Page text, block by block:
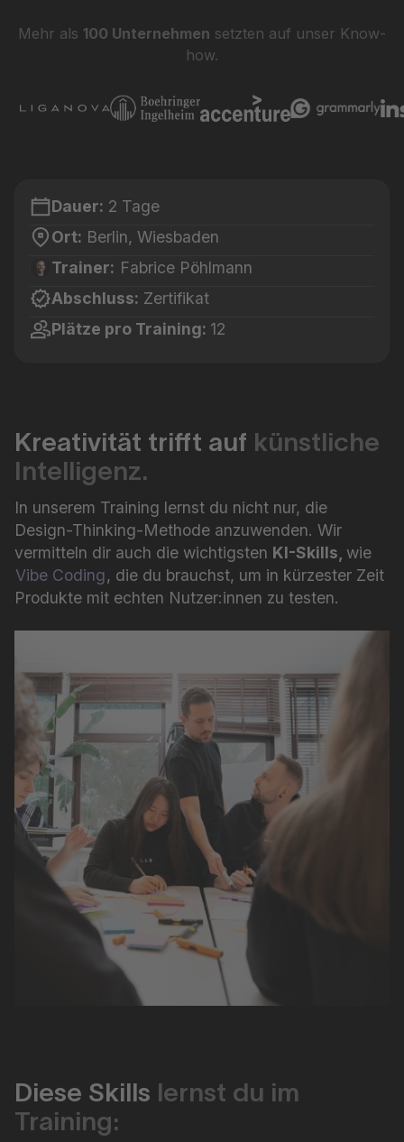
Mehr als 100 Unternehmen setzten auf unser Know-
how.
Dauer: 2 Tage
Ort: Berlin, Wiesbaden
Trainer: Fabrice Pöhlmann
Abschluss: Zertifikat
Plätze pro Training: 12
Kreativität trifft auf künstliche
Intelligenz.
In unserem Training lernst du nicht nur, die
Design-Thinking-Methode anzuwenden. Wir
vermitteln dir auch die wichtigsten KI-Skills, wie
Vibe Coding, die du brauchst, um in kürzester Zeit
Produkte mit echten Nutzer:innen zu testen.
Diese Skills lernst du im
Training: